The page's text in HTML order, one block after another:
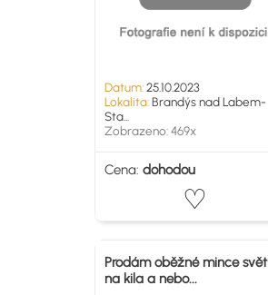
Datum:25.10.2023
Lokalita:Brandýs nad Labem-
Sta...
Zobrazeno: 469x
Cena: dohodou
Prodám oběžné mince svět
na kila a nebo...